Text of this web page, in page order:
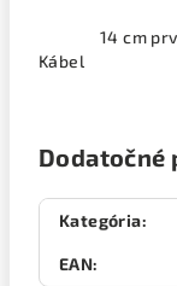
Ø 7 mm
14
Kábel
Kov
Dodatočné
Kategória:
EAN: